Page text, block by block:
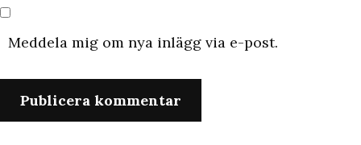
Meddela mig om nya inlägg via e-post.